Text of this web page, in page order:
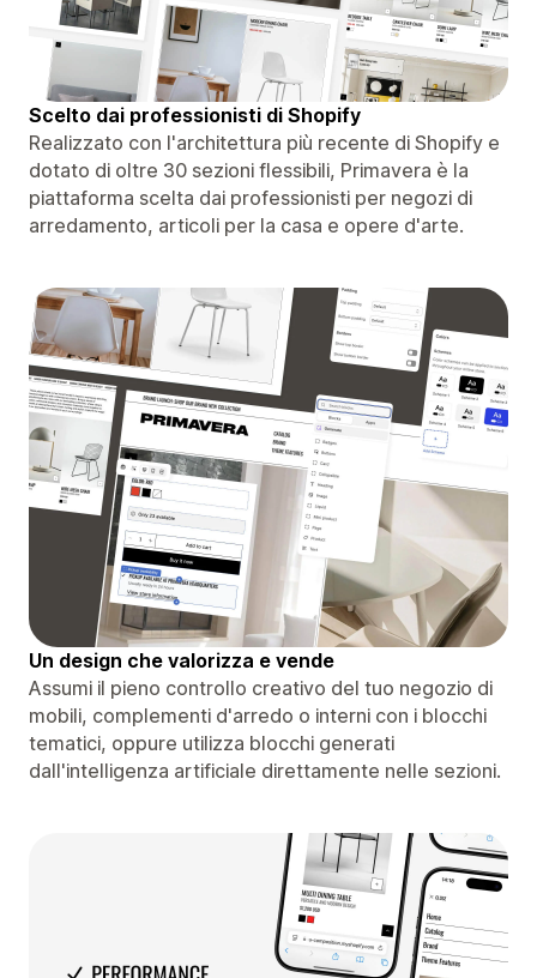
Scelto dai professionisti di Shopify
Realizzato con l'architettura più recente di Shopify e
dotato di oltre 30 sezioni flessibili, Primavera è la
piattaforma scelta dai professionisti per negozi di
arredamento, articoli per la casa e opere d'arte.
Un design che valorizza e vende
Assumi il pieno controllo creativo del tuo negozio di
mobili, complementi d'arredo o interni con i blocchi
tematici, oppure utilizza blocchi generati
dall'intelligenza artificiale direttamente nelle sezioni.